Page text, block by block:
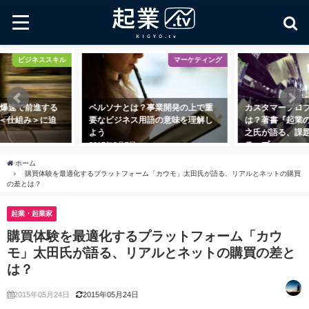
ネススキル
進する
＞に迫
マーケティング
ペルソナとは？事業開発の上で重
要なビジネス用語の意味を理解し
よう
2017年3月7日
カスタマープロブレムフ
は？著書『起業の科学』
之氏が語る、課題に寄
テップ
ホーム
購買体験を最適化するプラットフォーム「カウモ」太田氏が語る、リアルとネットの購買
の差とは？
起業・起業家
購買体験を最適化するプラットフォーム「カウ
モ」太田氏が語る、リアルとネットの購買の差と
は？
2015年05月24日 2015年05月24日